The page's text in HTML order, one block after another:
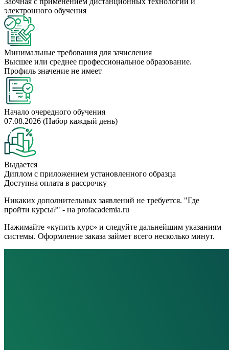
электронного обучения
Минимальные требования для зачисления
Высшее или среднее профессиональное образование.
Профиль значение не имеет
Начало очередного обучения
07.08.2026 (Набор каждый день)
Выдается
Диплом с приложением установленного образца
Доступна оплата в рассрочку
Никаких дополнительных заявлений не требуется. "Где
пройти курсы?" - на profacademia.ru
Нажимайте «купить курс» и следуйте дальнейшим указаниям
системы. Оформление заказа займет всего несколько минут.